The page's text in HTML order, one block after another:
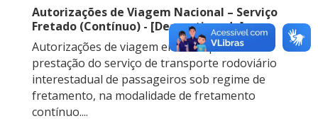
Autorizações de Viagem Nacional – Serviço
Fretado (Contínuo) - [Descontinuado]
Autorizações de viagem emitidas para a
prestação do serviço de transporte rodoviário
interestadual de passageiros sob regime de
fretamento, na modalidade de fretamento
contínuo....